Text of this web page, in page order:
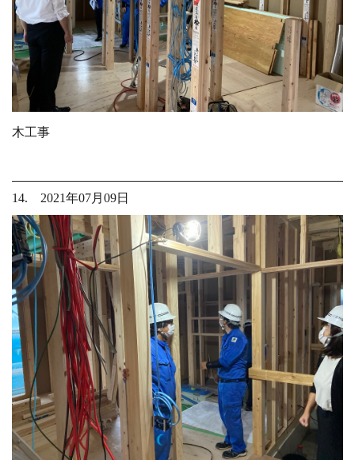
木工事
14. 2021年07月09日